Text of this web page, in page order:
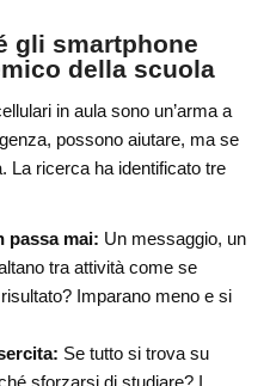
gli smartphone
della scuola
in aula sono un’arma a
possono aiutare, ma se
La ricerca ha identificato tre
passa mai: Un messaggio, un
tra attività come se
Imparano meno e si
Se tutto si trova su
sforzarsi di studiare? I